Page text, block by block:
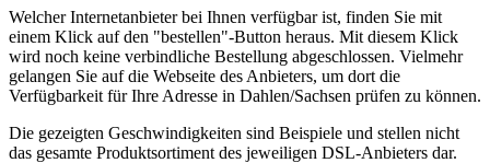
Welcher Internetanbieter bei Ihnen verfügbar ist, finden Sie mit
einem Klick auf den "bestellen"-Button heraus. Mit diesem Klick
wird noch keine verbindliche Bestellung abgeschlossen. Vielmehr
gelangen Sie auf die Webseite des Anbieters, um dort die
Verfügbarkeit für Ihre Adresse in Dahlen/Sachsen prüfen zu können.
Die gezeigten Geschwindigkeiten sind Beispiele und stellen nicht
das gesamte Produktsortiment des jeweiligen DSL-Anbieters dar.